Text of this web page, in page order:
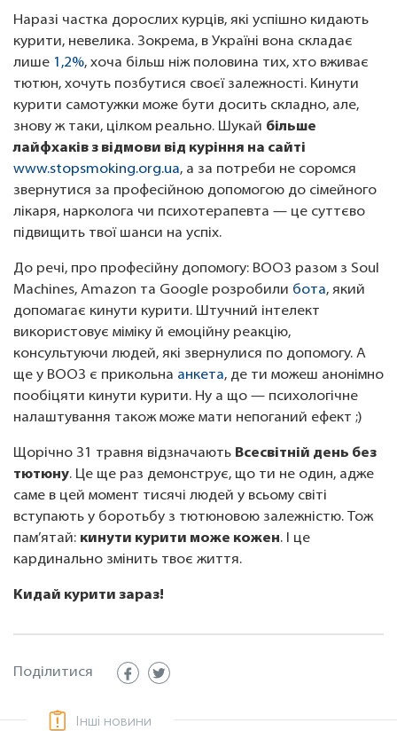
Наразі частка дорослих курців, які успішно кидають
курити, невелика. Зокрема, в Україні вона складає
лише 1,2%, хоча більш ніж половина тих, хто вживає
тютюн, хочуть позбутися своєї залежності. Кинути
курити самотужки може бути досить складно, але,
знову ж таки, цілком реально. Шукай більше
лайфхаків з відмови від куріння на сайті
www.stopsmoking.org.ua, а за потреби не соромся
звернутися за професійною допомогою до сімейного
лікаря, нарколога чи психотерапевта — це суттєво
підвищить твої шанси на успіх.
До речі, про професійну допомогу: ВООЗ разом з Soul
Machines, Amazon та Google розробили бота, який
допомагає кинути курити. Штучний інтелект
використовує міміку й емоційну реакцію,
консультуючи людей, які звернулися по допомогу. А
ще у ВООЗ є прикольна анкета, де ти можеш анонімно
пообіцяти кинути курити. Ну а що — психологічне
налаштування також може мати непоганий ефект ;)
Щорічно 31 травня відзначають Всесвітній день без
тютюну. Це ще раз демонструє, що ти не один, адже
саме в цей момент тисячі людей у всьому світі
вступають у боротьбу з тютюновою залежністю. Тож
пам’ятай: кинути курити може кожен. І це
кардинально змінить твоє життя.
Кидай курити зараз!
Поділитися
Інші новини